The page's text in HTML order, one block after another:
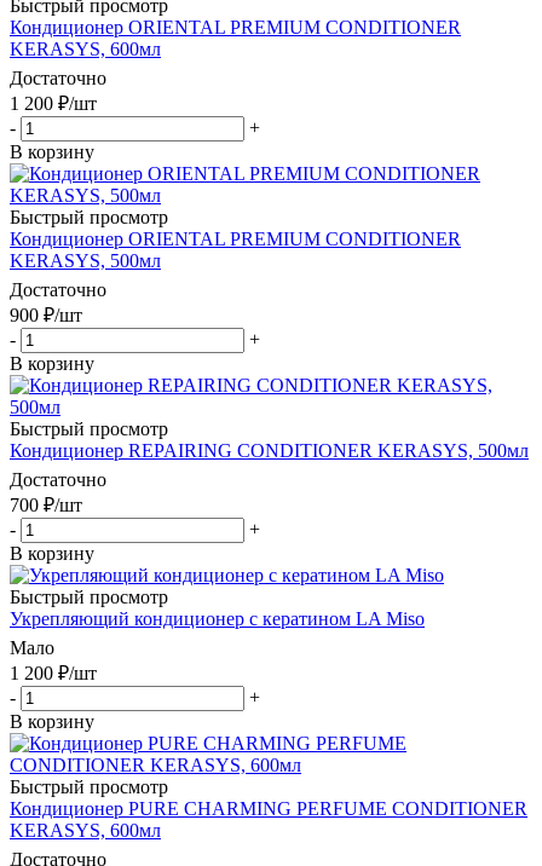
Быстрый просмотр
Кондиционер ORIENTAL PREMIUM CONDITIONER
KERASYS, 600мл
Достаточно
1 200 ₽/шт
-
+
В корзину
Быстрый просмотр
Кондиционер ORIENTAL PREMIUM CONDITIONER
KERASYS, 500мл
Достаточно
900 ₽/шт
-
+
В корзину
Быстрый просмотр
Кондиционер REPAIRING CONDITIONER KERASYS, 500мл
Достаточно
700 ₽/шт
-
+
В корзину
Быстрый просмотр
Укрепляющий кондиционер с кератином LA Miso
Мало
1 200 ₽/шт
-
+
В корзину
Быстрый просмотр
Кондиционер PURE CHARMING PERFUME CONDITIONER
KERASYS, 600мл
Достаточно